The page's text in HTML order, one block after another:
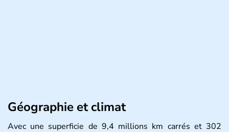
Géographie et climat
Avec une superficie de 9,4 millions km carrés et 302